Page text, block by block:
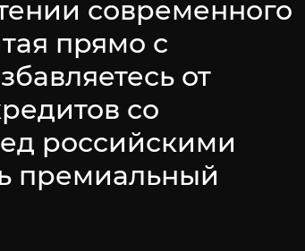
современного
прямо с
от
со
российскими
премиальный